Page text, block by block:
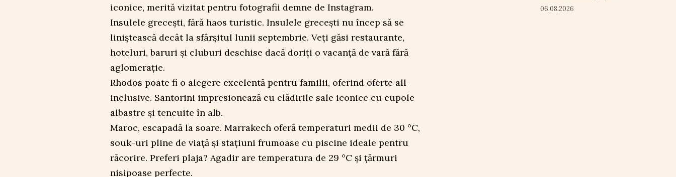
iconice, merită vizitat pentru fotografii demne de Instagram.
Insulele grecești, fără haos turistic. Insulele grecești nu încep să se
liniștească decât la sfârșitul lunii septembrie. Veți găsi restaurante,
hoteluri, baruri și cluburi deschise dacă doriți o vacanță de vară fără
aglomerație.
Rhodos poate fi o alegere excelentă pentru familii, oferind oferte all-
inclusive. Santorini impresionează cu clădirile sale iconice cu cupole
albastre și tencuite în alb.
Maroc, escapadă la soare. Marrakech oferă temperaturi medii de 30 °C,
souk-uri pline de viață și stațiuni frumoase cu piscine ideale pentru
răcorire. Preferi plaja? Agadir are temperatura de 29 °C și țărmuri
nisipoase perfecte.
06.08.2026